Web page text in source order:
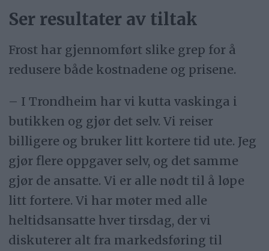
Ser resultater av tiltak
Frost har gjennomført slike grep for å
redusere både kostnadene og prisene.
– I Trondheim har vi kutta vaskinga i
butikken og gjør det selv. Vi reiser
billigere og bruker litt kortere tid ute. Jeg
gjør flere oppgaver selv, og det samme
gjør de ansatte. Vi er alle nødt til å løpe
litt fortere. Vi har møter med alle
heltidsansatte hver tirsdag, der vi
diskuterer alt fra markedsføring til